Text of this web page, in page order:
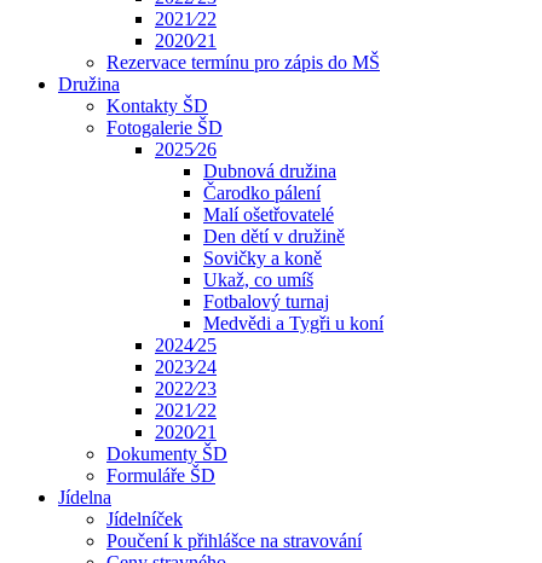
2021⁄22
2020⁄21
Rezervace termínu pro zápis do MŠ
Družina
Kontakty ŠD
Fotogalerie ŠD
2025⁄26
Dubnová družina
Čarodko pálení
Malí ošetřovatelé
Den dětí v družině
Sovičky a koně
Ukaž, co umíš
Fotbalový turnaj
Medvědi a Tygři u koní
2024⁄25
2023⁄24
2022⁄23
2021⁄22
2020⁄21
Dokumenty ŠD
Formuláře ŠD
Jídelna
Jídelníček
Poučení k přihlášce na stravování